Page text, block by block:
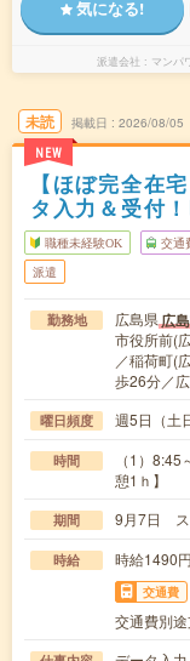
気になる!
派遣会社 マンパ
未読
NEW
掲載日 2026/08/05
【ほぼ完全在
タ入力＆受付
職種未経験OK 交通
派遣
勤務地 広島県広
市役所前(
／稲荷町(
歩26分／
曜日頻度 週5日（土
時間
（1）
憩1ｈ】
期間 9月7日 ス
時給 時給1490
交通費
交通費別途